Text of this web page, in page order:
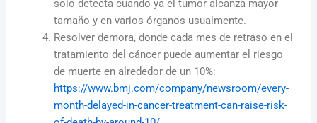
solo detecta cuando ya el tumor alcanza mayor
tamaño y en varios órganos usualmente.
Resolver demora, donde cada mes de retraso en el
tratamiento del cáncer puede aumentar el riesgo
de muerte en alrededor de un 10%:
https://www.bmj.com/company/newsroom/every-
month-delayed-in-cancer-treatment-can-raise-risk-